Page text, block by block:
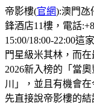
帝影樓(官網):澳門氹
鋒酒店11樓，電話
15:00/18:00-22:00這
門星級米其林，而
2026新入榜的「當
川」，並且有機會在
先直接說帝影樓的